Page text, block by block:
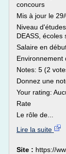
concours
Mis à jour le
Niveau
DEASS, écoles
Salaire en
Environnement
Notes: 5 (2
Donnez une
Your rating:
Rate
Le rôle de...
Lire la suite
Site : https://